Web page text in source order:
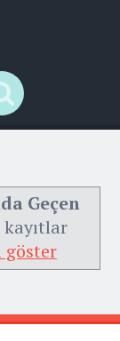
Search
Geçen
göster